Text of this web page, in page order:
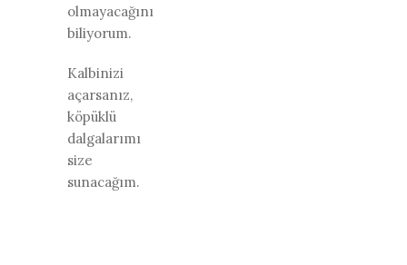
olmayacağını
biliyorum.
Kalbinizi
açarsanız,
köpüklü
dalgalarımı
size
sunacağım.